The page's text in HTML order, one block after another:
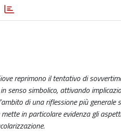
reprimono il tentativo di
senso simbolico, attivando
di una riflessione più
in particolare evidenza gli